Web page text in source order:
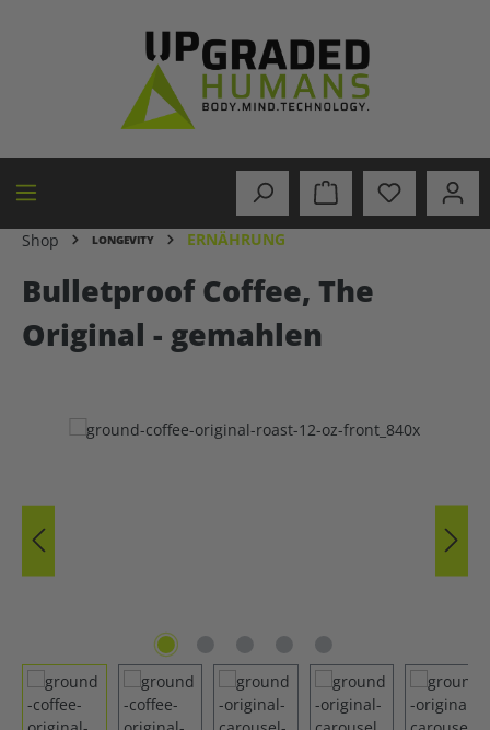
Shop LONGEVITY ERNÄHRUNG
Bulletproof Coffee, The
Original - gemahlen
Bildergalerie überspringen